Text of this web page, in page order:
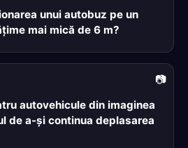
unui autobuz pe un
mai mică de 6 m?
autovehicule din imaginea
de a-şi continua deplasarea